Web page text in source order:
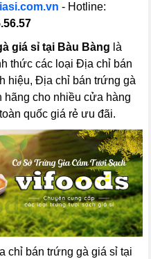
- Hotline:
giá sỉ tại Bàu Bàng là
thức các loại Địa chỉ bán
hiệu, Địa chỉ bán trứng gà
hãng cho nhiều cửa hàng
quốc giá rẻ ưu đãi.
chỉ bán trứng gà giá sỉ tại